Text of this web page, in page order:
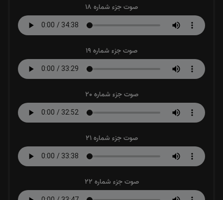
صوت جزء شماره 18
صوت جزء شماره 19
صوت جزء شماره 20
صوت جزء شماره 21
صوت جزء شماره 22